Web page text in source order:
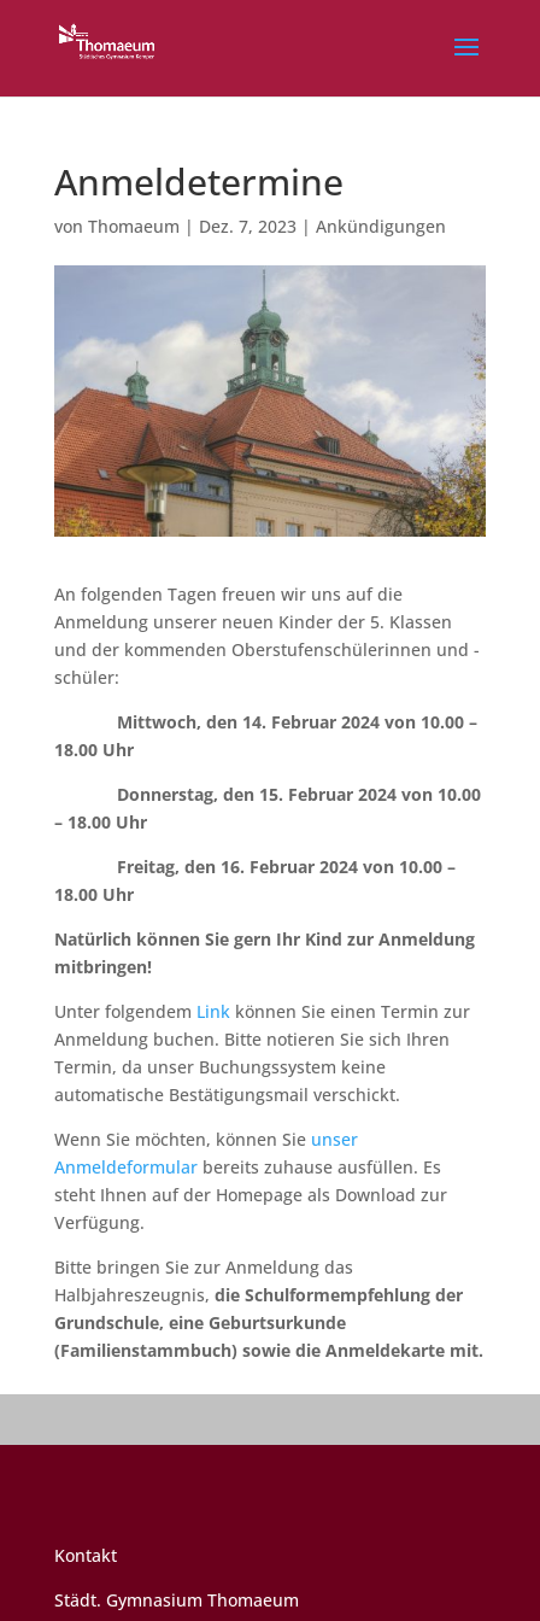
Anmeldetermine
von Thomaeum | Dez. 7, 2023| Ankündigungen
An folgenden Tagen freuen wir uns auf die
Anmeldung unserer neuen Kinder der 5. Klassen
und der kommenden Oberstufenschülerinnen und -
schüler:
Mittwoch, den 14. Februar 2024 von 10.00 –
18.00 Uhr
Donnerstag, den 15. Februar 2024 von 10.00
– 18.00 Uhr
Freitag, den 16. Februar 2024 von 10.00 –
18.00 Uhr
Natürlich können Sie gern Ihr Kind zur Anmeldung
mitbringen!
Unter folgendem Link können Sie einen Termin zur
Anmeldung buchen. Bitte notieren Sie sich Ihren
Termin, da unser Buchungssystem keine
automatische Bestätigungsmail verschickt.
Wenn Sie möchten, können Sie unser
Anmeldeformularbereits zuhause ausfüllen. Es
steht Ihnen auf der Homepage als Download zur
Verfügung.
Bitte bringen Sie zur Anmeldung das
Halbjahreszeugnis, die Schulformempfehlung der
Grundschule, eine Geburtsurkunde
(Familienstammbuch) sowie die Anmeldekarte mit.
Kontakt
Städt. Gymnasium Thomaeum